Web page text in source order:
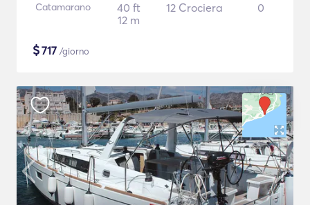
Catamarano
40 ft
12 m
12 Crociera 0
$717 /giorno